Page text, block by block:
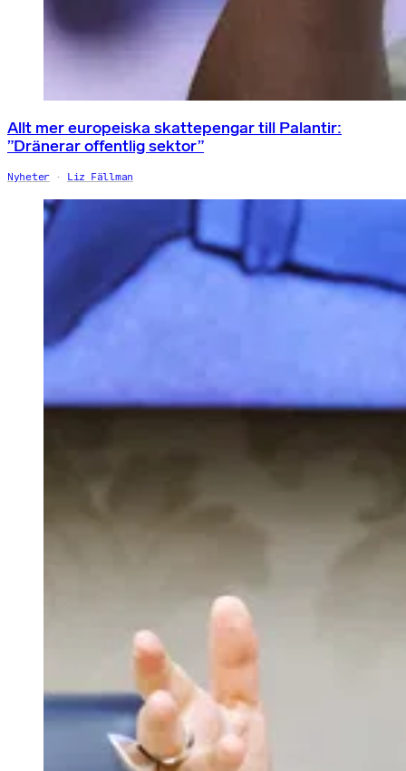
Allt mer europeiska skattepengar till Palantir:
”Dränerar offentlig sektor”
Nyheter Liz Fällman